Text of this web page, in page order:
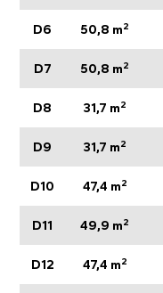
D6 50,8 m2
D7 50,8 m2
D8 31,7 m2
D9 31,7 m2
D10 47,4 m2
D11 49,9 m2
D12 47,4 m2